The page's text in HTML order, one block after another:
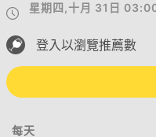
星期四,十月 31日
登入以瀏覽推薦數
每天